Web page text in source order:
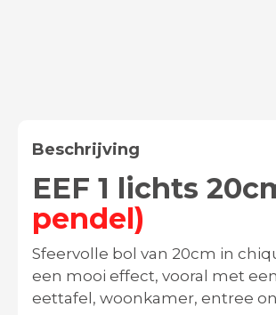
Beschrijving
EEF 1 lichts
pendel)
Sfeervolle bol van 20cm in
een mooi effect, vooral met
eettafel, woonkamer, entree